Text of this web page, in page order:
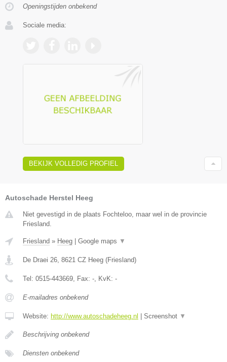
Openingstijden onbekend
Sociale media:
BEKIJK VOLLEDIG PROFIEL
Autoschade Herstel Heeg
Niet gevestigd in de plaats Fochteloo, maar wel in de provincie
Friesland.
Friesland » Heeg | Google maps ▼
De Draei 26 8621 CZ Heeg (Friesland)
Tel: 0515-443669 , Fax: - , KvK: -
E-mailadres onbekend
Website: http://www.autoschadeheeg.nl | Screenshot ▼
Beschrijving onbekend
Diensten onbekend